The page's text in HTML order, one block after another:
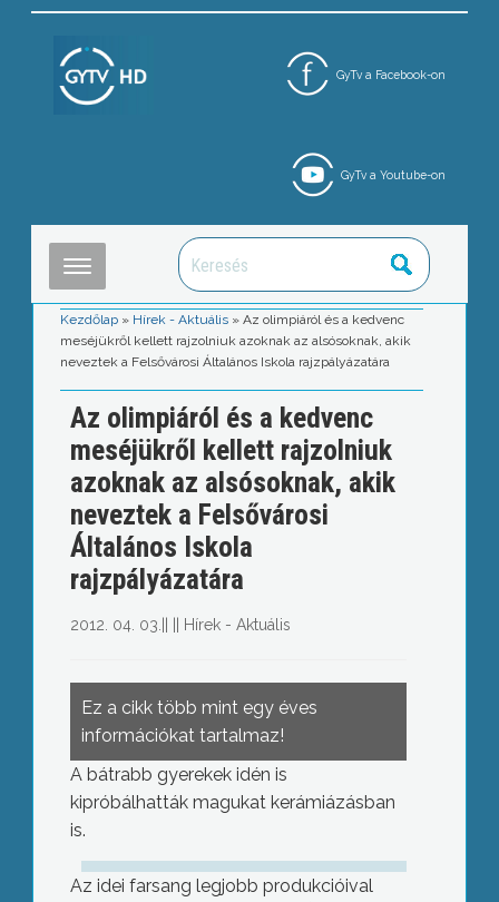
GyTv a Facebook-on
GyTv a Youtube-on
Kezdőlap » Hírek - Aktuális »Az olimpiáról és a kedvenc
meséjükről kellett rajzolniuk azoknak az alsósoknak, akik
neveztek a Felsővárosi Általános Iskola rajzpályázatára
Az olimpiáról és a kedvenc
meséjükről kellett rajzolniuk
azoknak az alsósoknak, akik
neveztek a Felsővárosi
Általános Iskola
rajzpályázatára
2012. 04. 03. Hírek - Aktuális
Ez a cikk több mint egy éves
információkat tartalmaz!
A bátrabb gyerekek idén is
kipróbálhatták magukat kerámiázásban
is.
Az idei farsang legjobb produkcióival